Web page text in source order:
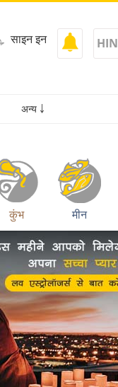
साइन इन HIN
अन्य ￬
कुंभ मीन